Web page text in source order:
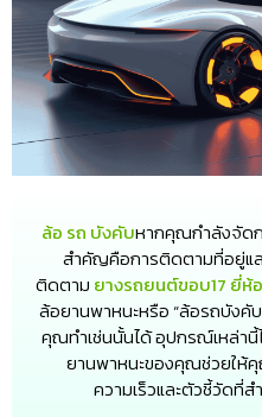
ล้อ รถ บังคับหากคุณกำลังจัด
สำคัญคือการติดตามที่อยู่แ
ติดตาม ยางรถยนต์ขอบ17 ยี่ห้
ล้อยานพาหนะหรือ “ล้อรถบังคั
คุณทำเช่นนั้นได้ อุปกรณ์เหล่า
ยานพาหนะของคุณช่วยให้
ความเร็วและตัวชี้วัดที่